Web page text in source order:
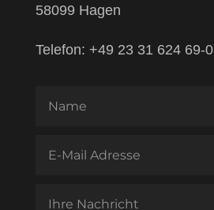
58099 Hagen
Telefon: +49 23 31 624 69-0